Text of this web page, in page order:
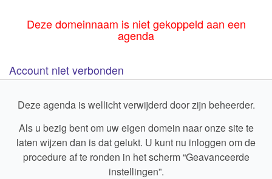
Deze domeinnaam is niet gekoppeld aan een
agenda
Account niet verbonden
Deze agenda is wellicht verwijderd door zijn beheerder.
Als u bezig bent om uw eigen domein naar onze site te
laten wijzen dan is dat gelukt. U kunt nu inloggen om de
procedure af te ronden in het scherm “Geavanceerde
instellingen”.